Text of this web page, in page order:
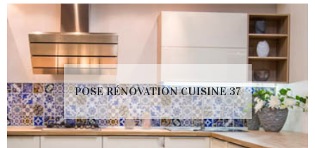
POSE RÉNOVATION CUISINE 37